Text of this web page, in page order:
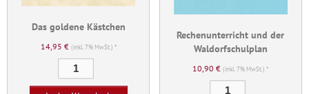
Das goldene Kästchen
14,95 € (inkl. 7% MwSt.) *
goldene
Rechenunterricht und der
Waldorfschulplan
10,90€ (inkl. 7% MwSt.) *